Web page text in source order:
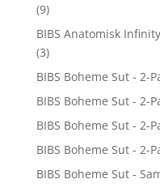
(9)
BIBS Anatomisk
(3)
BIBS Boheme Sut - 2-
BIBS Boheme Sut - 2-
BIBS Boheme Sut - 2-
BIBS Boheme Sut - 2-
BIBS Boheme Sut -